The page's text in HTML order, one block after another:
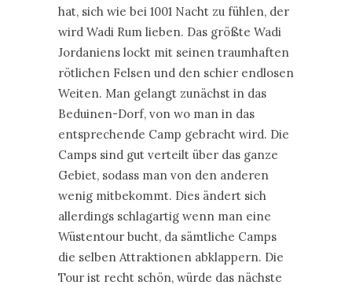
hat, sich wie bei 1001 Nacht zu fühlen, der
wird Wadi Rum lieben. Das größte Wadi
Jordaniens lockt mit seinen traumhaften
rötlichen Felsen und den schier endlosen
Weiten. Man gelangt zunächst in das
Beduinen-Dorf, von wo man in das
entsprechende Camp gebracht wird. Die
Camps sind gut verteilt über das ganze
Gebiet, sodass man von den anderen
wenig mitbekommt. Dies ändert sich
allerdings schlagartig wenn man eine
Wüstentour bucht, da sämtliche Camps
die selben Attraktionen abklappern. Die
Tour ist recht schön, würde das nächste